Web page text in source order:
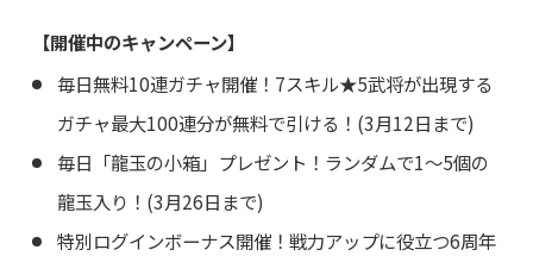
【開催中のキャンペーン】
毎日無料10連ガチャ開催！7スキル★5武将が出現する
ガチャ最大100連分が無料で引ける！(3月12日まで)
毎日「龍玉の小箱」プレゼント！ランダムで1～5個の
龍玉入り！(3月26日まで)
特別ログインボーナス開催！戦力アップに役立つ6周年